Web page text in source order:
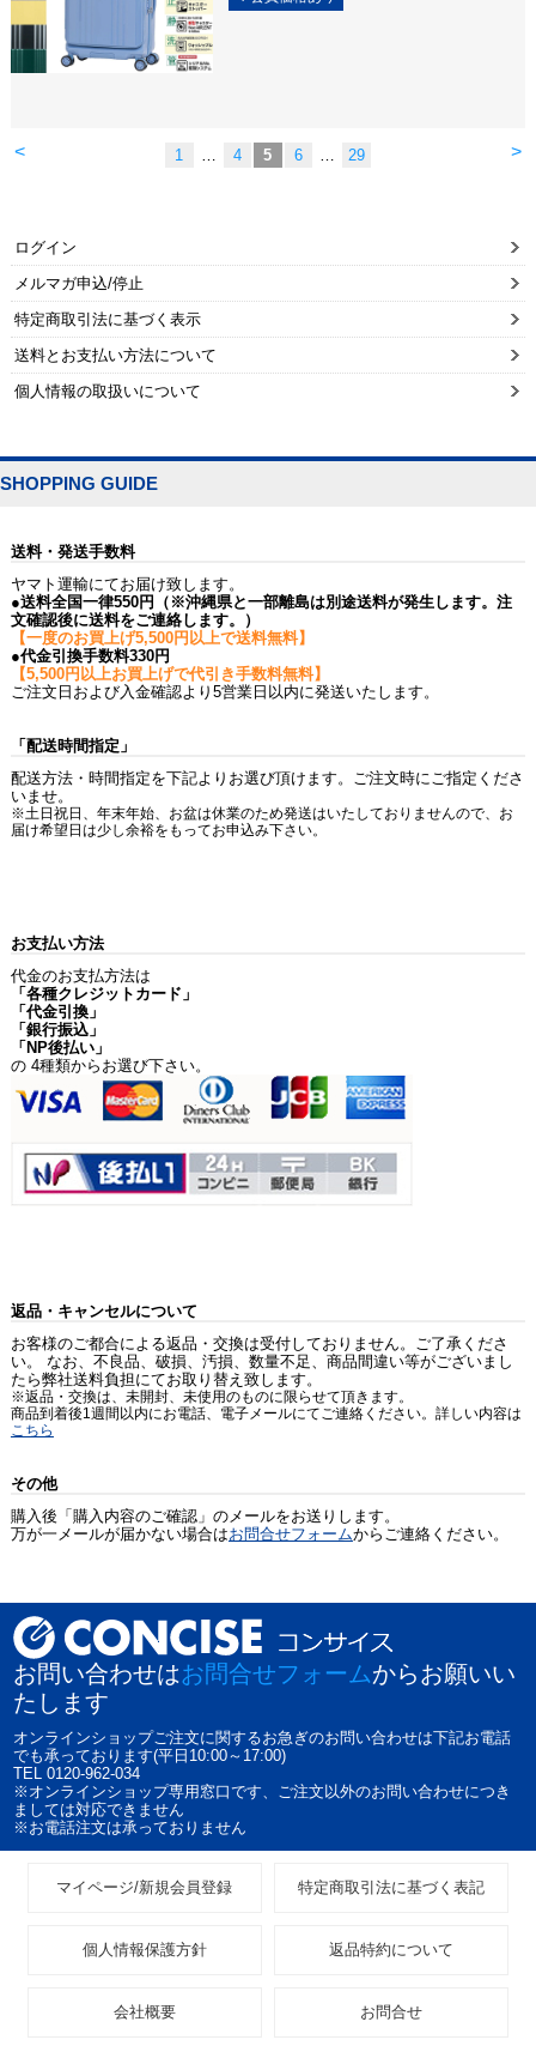
< >
1 … 4 5 6 … 29
ログイン
メルマガ申込/停止
特定商取引法に基づく表示
送料とお支払い方法について
個人情報の取扱いについて
SHOPPING GUIDE
送料・発送手数料
ヤマト運輸にてお届け致します。
●送料全国一律550円（※沖縄県と一部離島は別途送料が発生します。注
文確認後に送料をご連絡します。）
【一度のお買上げ5,500円以上で送料無料】
●代金引換手数料330円
【5,500円以上お買上げで代引き手数料無料】
ご注文日および入金確認より5営業日以内に発送いたします。
「配送時間指定」
配送方法・時間指定を下記よりお選び頂けます。ご注文時にご指定くださ
いませ。
※土日祝日、年末年始、お盆は休業のため発送はいたしておりませんので、お
届け希望日は少し余裕をもってお申込み下さい。
お支払い方法
代金のお支払方法は
「各種クレジットカード」
「代金引換」
「銀行振込」
「NP後払い」
の 4種類からお選び下さい。
返品・キャンセルについて
お客様のご都合による返品・交換は受付しておりません。ご了承くださ
い。 なお、不良品、破損、汚損、数量不足、商品間違い等がございまし
たら弊社送料負担にてお取り替え致します。
※返品・交換は、未開封、未使用のものに限らせて頂きます。
商品到着後1週間以内にお電話、電子メールにてご連絡ください。詳しい内容は
こちら
その他
購入後「購入内容のご確認」のメールをお送りします。
万が一メールが届かない場合はお問合せフォームからご連絡ください。
お問い合わせはお問合せフォームからお願いい
たします
オンラインショップご注文に関するお急ぎのお問い合わせは下記お電話
でも承っております(平日10:00～17:00)
TEL 0120-962-034
※オンラインショップ専用窓口です、ご注文以外のお問い合わせにつき
ましては対応できません
※お電話注文は承っておりません
マイページ/新規会員登録 特定商取引法に基づく表記
個人情報保護方針 返品特約について
会社概要 お問合せ